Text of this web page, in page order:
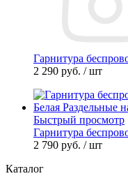
Гарнитура
2 290 руб. / шт
Быстрый просмотр
Гарнитура
2 790 руб. / шт
Каталог